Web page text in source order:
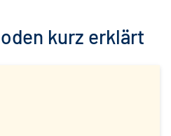
kurz erklärt